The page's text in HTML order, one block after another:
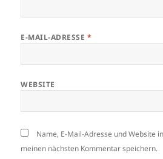
E-MAIL-ADRESSE *
WEBSITE
Name, E-Mail-Adresse und Website
meinen nächsten Kommentar speichern.